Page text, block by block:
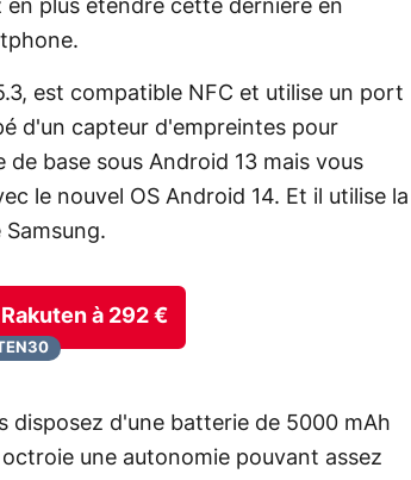
en plus étendre cette dernière en
est compatible NFC et utilise un port
d'un capteur d'empreintes pour
base sous Android 13 mais vous
le nouvel OS Android 14. Et il utilise la
à 292 €
disposez d'une batterie de 5000 mAh
une autonomie pouvant assez